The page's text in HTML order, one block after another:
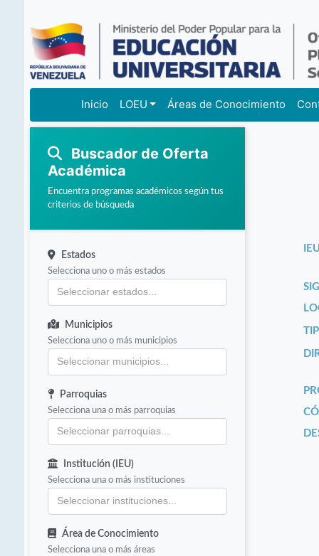
Inicio LOEU Áreas de Conocimiento
Buscador de Oferta
Académica
Encuentra programas académicos según tus
criterios de búsqueda
Estados
Selecciona uno o más estados
Municipios
Selecciona uno o más municipios
Parroquias
Selecciona una o más parroquias
Institución (IEU)
Selecciona una o más instituciones
Área de Conocimiento
Selecciona una o más áreas